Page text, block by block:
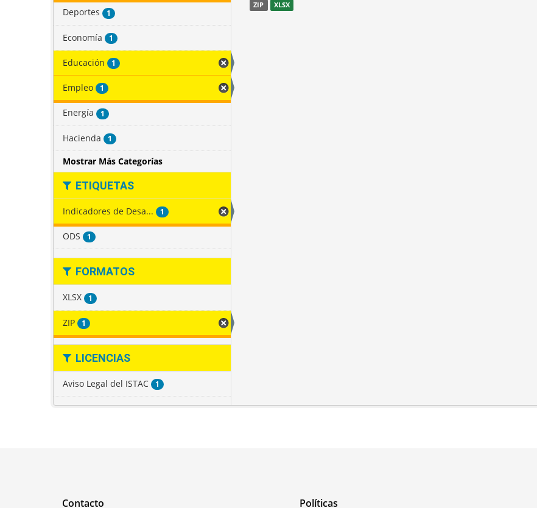
Deportes 1
Economía 1
Educación 1
Empleo 1
Energía 1
Hacienda 1
Mostrar Más Categorías
ETIQUETAS
Indicadores de Desa... 1
ODS 1
FORMATOS
XLSX 1
ZIP 1
LICENCIAS
Aviso Legal del ISTAC 1
ZIP XLSX
Contacto Políticas